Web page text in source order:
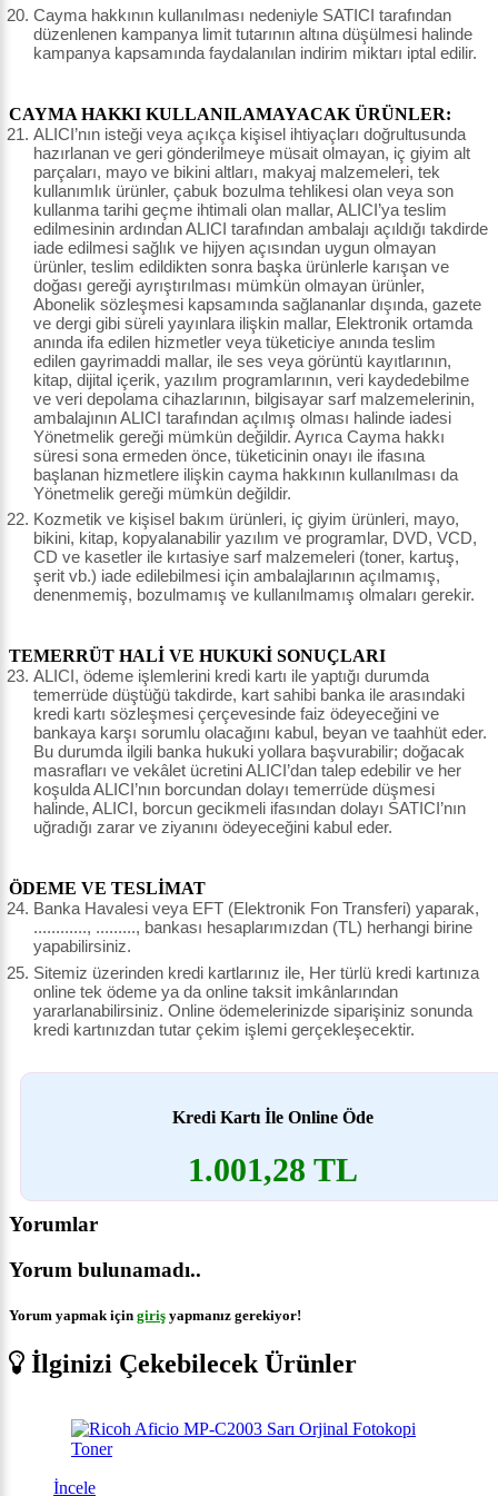
Cayma hakkının kullanılması nedeniyle SATICI tarafından
düzenlenen kampanya limit tutarının altına düşülmesi halinde
kampanya kapsamında faydalanılan indirim miktarı iptal edilir.
CAYMA HAKKI KULLANILAMAYACAK ÜRÜNLER:
ALICI’nın isteği veya açıkça kişisel ihtiyaçları doğrultusunda
hazırlanan ve geri gönderilmeye müsait olmayan, iç giyim alt
parçaları, mayo ve bikini altları, makyaj malzemeleri, tek
kullanımlık ürünler, çabuk bozulma tehlikesi olan veya son
kullanma tarihi geçme ihtimali olan mallar, ALICI’ya teslim
edilmesinin ardından ALICI tarafından ambalajı açıldığı takdirde
iade edilmesi sağlık ve hijyen açısından uygun olmayan
ürünler, teslim edildikten sonra başka ürünlerle karışan ve
doğası gereği ayrıştırılması mümkün olmayan ürünler,
Abonelik sözleşmesi kapsamında sağlananlar dışında, gazete
ve dergi gibi süreli yayınlara ilişkin mallar, Elektronik ortamda
anında ifa edilen hizmetler veya tüketiciye anında teslim
edilen gayrimaddi mallar, ile ses veya görüntü kayıtlarının,
kitap, dijital içerik, yazılım programlarının, veri kaydedebilme
ve veri depolama cihazlarının, bilgisayar sarf malzemelerinin,
ambalajının ALICI tarafından açılmış olması halinde iadesi
Yönetmelik gereği mümkün değildir. Ayrıca Cayma hakkı
süresi sona ermeden önce, tüketicinin onayı ile ifasına
başlanan hizmetlere ilişkin cayma hakkının kullanılması da
Yönetmelik gereği mümkün değildir.
Kozmetik ve kişisel bakım ürünleri, iç giyim ürünleri, mayo,
bikini, kitap, kopyalanabilir yazılım ve programlar, DVD, VCD,
CD ve kasetler ile kırtasiye sarf malzemeleri (toner, kartuş,
şerit vb.) iade edilebilmesi için ambalajlarının açılmamış,
denenmemiş, bozulmamış ve kullanılmamış olmaları gerekir.
TEMERRÜT HALİ VE HUKUKİ SONUÇLARI
ALICI, ödeme işlemlerini kredi kartı ile yaptığı durumda
temerrüde düştüğü takdirde, kart sahibi banka ile arasındaki
kredi kartı sözleşmesi çerçevesinde faiz ödeyeceğini ve
bankaya karşı sorumlu olacağını kabul, beyan ve taahhüt eder.
Bu durumda ilgili banka hukuki yollara başvurabilir; doğacak
masrafları ve vekâlet ücretini ALICI’dan talep edebilir ve her
koşulda ALICI’nın borcundan dolayı temerrüde düşmesi
halinde, ALICI, borcun gecikmeli ifasından dolayı SATICI’nın
uğradığı zarar ve ziyanını ödeyeceğini kabul eder.
ÖDEME VE TESLİMAT
Banka Havalesi veya EFT (Elektronik Fon Transferi) yaparak,
............, ........., bankası hesaplarımızdan (TL) herhangi birine
yapabilirsiniz.
Sitemiz üzerinden kredi kartlarınız ile, Her türlü kredi kartınıza
online tek ödeme ya da online taksit imkânlarından
yararlanabilirsiniz. Online ödemelerinizde siparişiniz sonunda
kredi kartınızdan tutar çekim işlemi gerçekleşecektir.
Kredi Kartı İle Online Öde
1.001,28 TL
Yorumlar
Yorum bulunamadı..
Yorum yapmak için giriş yapmanız gerekiyor!
İlginizi Çekebilecek Ürünler
İncele